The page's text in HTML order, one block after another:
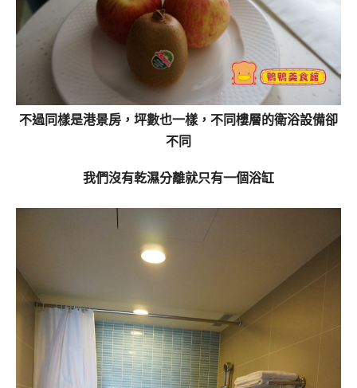
不過同樣是港景房，坪數也一樣，不同樓層的衛浴設備卻
不同
我們沒有乾濕分離就只有一個浴缸